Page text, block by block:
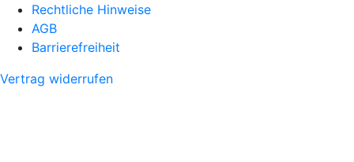
Rechtliche Hinweise
AGB
Barrierefreiheit
Vertrag widerrufen